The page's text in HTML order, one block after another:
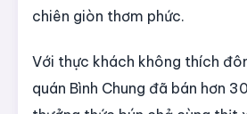
chiên giòn thơm phức.
Với thực khách không thích
quán Bình Chung đã bán hơn